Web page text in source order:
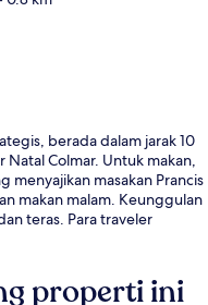
berada dalam jarak 10
Natal Colmar. Untuk makan,
menyajikan masakan Prancis
makan malam. Keunggulan
teras. Para traveler
properti ini